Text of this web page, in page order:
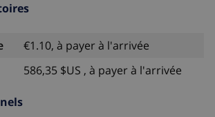
€1.10, à payer à l'arrivée
586,35 $US , à payer à l'arrivée